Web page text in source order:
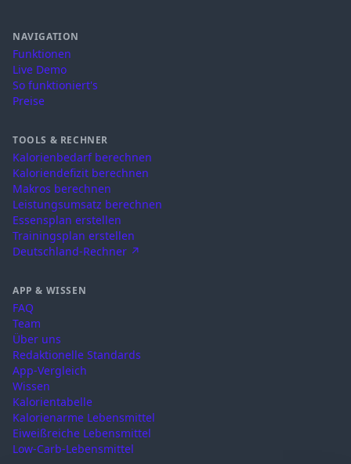
NAVIGATION
Funktionen
Live Demo
So funktioniert's
Preise
TOOLS & RECHNER
Kalorienbedarf berechnen
Kaloriendefizit berechnen
Makros berechnen
Leistungsumsatz berechnen
Essensplan erstellen
Trainingsplan erstellen
Deutschland-Rechner ↗
APP & WISSEN
FAQ
Team
Über uns
Redaktionelle Standards
App-Vergleich
Wissen
Kalorientabelle
Kalorienarme Lebensmittel
Eiweißreiche Lebensmittel
Low-Carb-Lebensmittel